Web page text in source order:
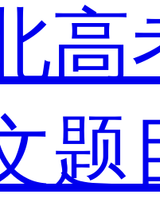
高
题